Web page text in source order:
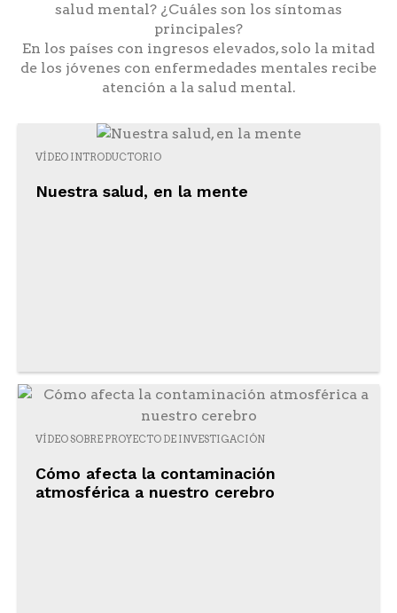
salud mental? ¿Cuáles son los síntomas
principales?
En los países con ingresos elevados, solo la mitad
de los jóvenes con enfermedades mentales recibe
atención a la salud mental.
VÍDEO INTRODUCTORIO
Nuestra salud, en la mente
VÍDEO SOBRE PROYECTO DE INVESTIGACIÓN
Cómo afecta la contaminación
atmosférica a nuestro cerebro